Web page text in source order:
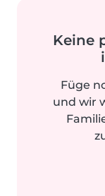
Keine
Füge
und wir